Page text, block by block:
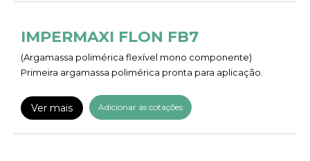
IMPERMAXI FLON FB7
(Argamassa polimérica flexível mono componente)
Primeira argamassa polimérica pronta para aplicação.
Ver mais Adicionar às cotações